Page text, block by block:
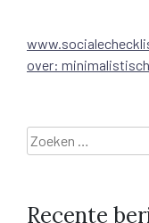
over:
Zoeken
naar:
Recente